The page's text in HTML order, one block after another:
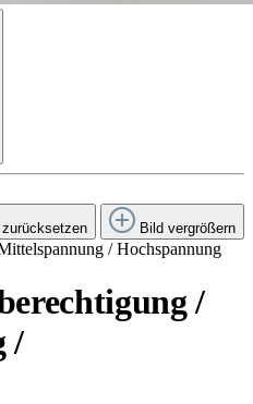
Bild vergrößern
/
/